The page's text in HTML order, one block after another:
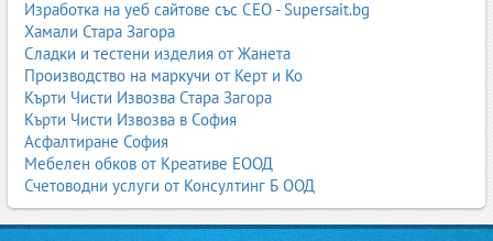
фуражи за ярета;
фуражи за овце цена
3. Производители, търговци и доставчици на фуражи в
България
На пазара в България има множество фирми, които
произвеждат, внасят, търгуват и доставят фуражи за животни. В
каталога на Business.bg са събранипроизводители на фуражи
Изработка на уеб сайтове със СЕО - Supersait.bg
Хамали Стара Загора
Сладки и тестени изделия от Жанета
Производство на маркучи от Керт и Ко
Кърти Чисти Извозва Стара Загора
Кърти Чисти Извозва в София
Асфалтиране София
Мебелен обков от Креативе ЕООД
Счетоводни услуги от Консултинг Б ООД